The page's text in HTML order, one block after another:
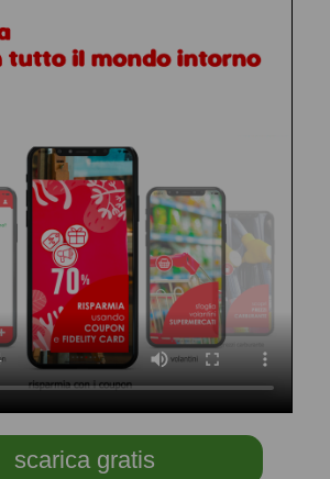
scarica gratis